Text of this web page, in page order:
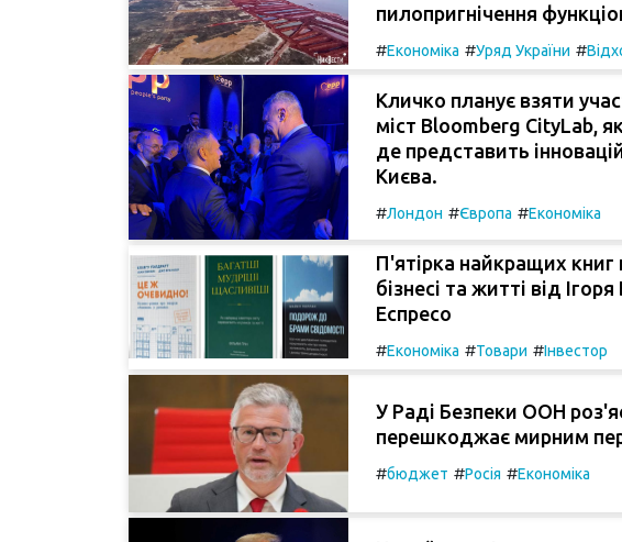
пилопригнічення
#Економіка #Уряд України #
Кличко планує взяти
міст Bloomberg CityLab,
де представить
Києва.
#Лондон #Європа #Економіка
П'ятірка найкращих книг
бізнесі та житті від
Еспресо
#Економіка #Товари #Інвестор
У Раді Безпеки ООН
перешкоджає мирним
#бюджет #Росія #Економіка